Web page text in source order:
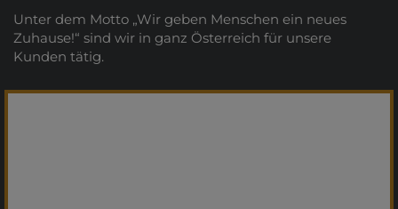
Unter dem Motto „Wir geben Menschen ein neues
Zuhause!“ sind wir in ganz Österreich für unsere
Kunden tätig.